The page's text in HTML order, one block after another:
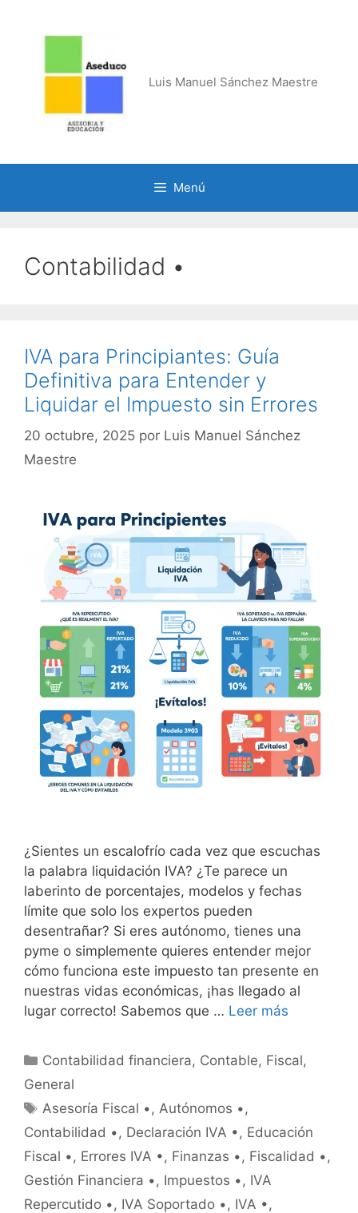
Luis Manuel Sánchez Maestre
Menú
Contabilidad •
IVA para Principiantes: Guía
Definitiva para Entender y
Liquidar el Impuesto sin Errores
20 octubre, 2025 por Luis Manuel Sánchez
Maestre
¿Sientes un escalofrío cada vez que escuchas
la palabra liquidación IVA? ¿Te parece un
laberinto de porcentajes, modelos y fechas
límite que solo los expertos pueden
desentrañar? Si eres autónomo, tienes una
pyme o simplemente quieres entender mejor
cómo funciona este impuesto tan presente en
nuestras vidas económicas, ¡has llegado al
lugar correcto! Sabemos que … Leer más
Categorías
Contabilidad financiera, Contable, Fiscal,
General
Etiquetas
Asesoría Fiscal • , Autónomos • ,
Contabilidad • , Declaración IVA • , Educación
Fiscal • , Errores IVA • , Finanzas • , Fiscalidad • ,
Gestión Financiera • , Impuestos • , IVA
Repercutido • , IVA Soportado • , IVA • ,